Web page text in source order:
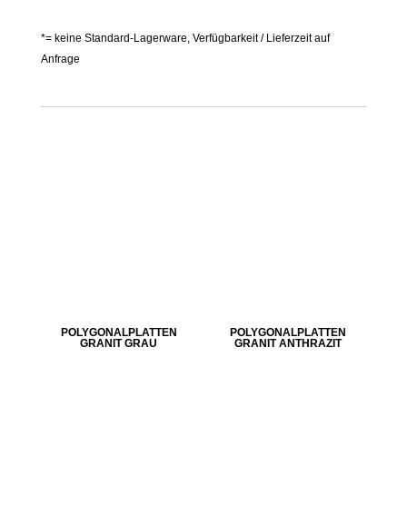
*= keine Standard-Lagerware, Verfügbarkeit / Lieferzeit auf
Anfrage
POLYGONALPLATTEN
GRANIT GRAU
POLYGONALPLATTEN
GRANIT ANTHRAZIT